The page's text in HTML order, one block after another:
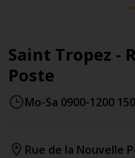
Saint Tropez -
Poste
Mo-Sa 0900-1200
Rue de la Nouvelle